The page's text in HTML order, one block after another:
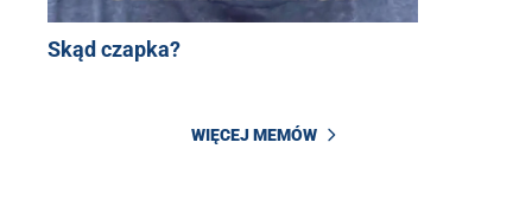
Skąd czapka?
WIĘCEJ MEMÓW